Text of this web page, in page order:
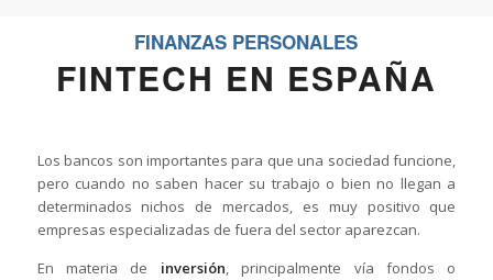
FINANZAS PERSONALES
FINTECH EN ESPAÑA
Los bancos son importantes para que una sociedad funcione,
pero cuando no saben hacer su trabajo o bien no llegan a
determinados nichos de mercados, es muy positivo que
empresas especializadas de fuera del sector aparezcan.
En materia de inversión, principalmente vía fondos o